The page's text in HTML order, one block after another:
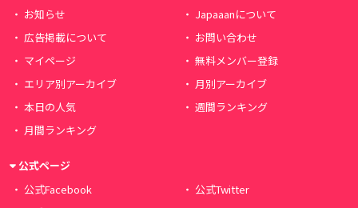
お知らせ
Japaaanについて
広告掲載について
お問い合わせ
マイページ
無料メンバー登録
エリア別アーカイブ
月別アーカイブ
本日の人気
週間ランキング
月間ランキング
公式ページ
公式Facebook
公式Twitter